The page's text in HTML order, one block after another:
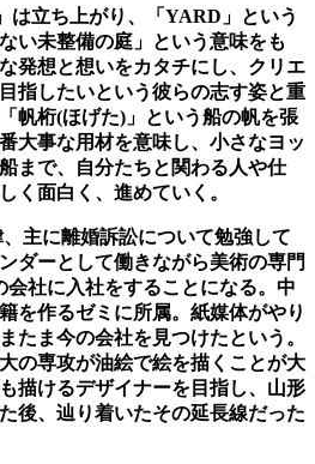
」は立ち上がり、「 YARD 」という
い未整備の庭」という意味をも
発想と想いをカタチにし、クリエ
指したいという彼らの志す姿と重
帆桁(ほげた) 」という船の帆を張
大事な用材を意味し、小さなヨッ
まで、自分たちと関わる人や仕
く面白く、進めていく。
主に離婚訴訟について勉強して
ダーとして働きながら美術の専門
会社に入社をすることになる。中
を作るゼミに所属。紙媒体がやり
たま今の会社を見つけたという。
の専攻が油絵で絵を描くことが大
描けるデザイナーを目指し、山形
後、辿り着いたその延長線だった